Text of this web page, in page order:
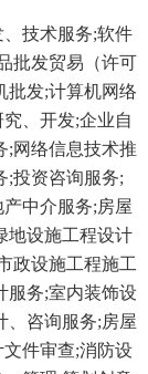
技术服务;软件
批发贸易（许可
批发;计算机网络
、开发;企业自
;网络信息技术推
;投资咨询服务;
中介服务;房屋
地设施工程设计
政设施工程施工
服务;室内装饰设
、咨询服务;房屋
件审查;消防设